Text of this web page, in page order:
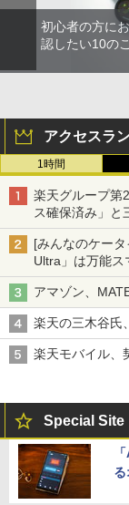
初心者の方に
認したい10の
アクセスラ
1時間
楽天グループ第
ス確保済み」と
[みんなのケー
Ultra」は万能ス
アマゾン、
楽天の三木谷氏
楽天モバイル
Special Site